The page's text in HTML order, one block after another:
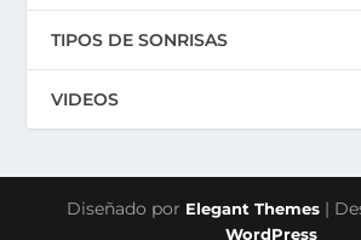
TIPOS DE SONRISAS
VIDEOS
Diseñado por Elegant Themes|
WordPress